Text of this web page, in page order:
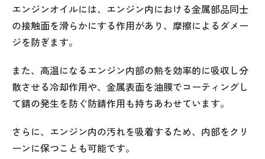
エンジンオイルには、エンジン内における金属部品同士
の接触面を滑らかにする作用があり、摩擦によるダメー
ジを防ぎます。
また、高温になるエンジン内部の熱を効率的に吸収し分
散させる冷却作用や、金属表面を油膜でコーティングし
て錆の発生を防ぐ防錆作用も持ちあわせています。
さらに、エンジン内の汚れを吸着するため、内部をクリ
ーンに保つことも可能です。